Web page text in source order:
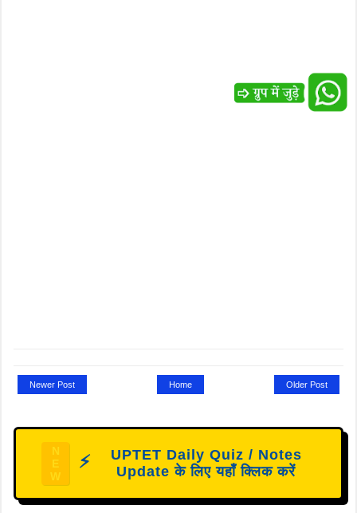
Newer Post Older Post
Home
N
E
W
⚡
UPTET Daily Quiz / Notes
Update के लिए यहाँ क्लिक करें